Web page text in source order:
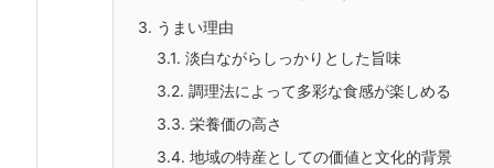
3. うまい理由
3.1. 淡白ながらしっかりとした旨味
3.2. 調理法によって多彩な食感が楽しめる
3.3. 栄養価の高さ
3.4. 地域の特産としての価値と文化的背景